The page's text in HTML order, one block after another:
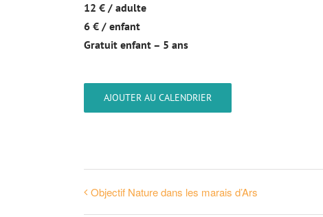
12 € / adulte
6 € / enfant
Gratuit enfant – 5 ans
AJOUTER AU CALENDRIER
Objectif Nature dans les marais d’Ars